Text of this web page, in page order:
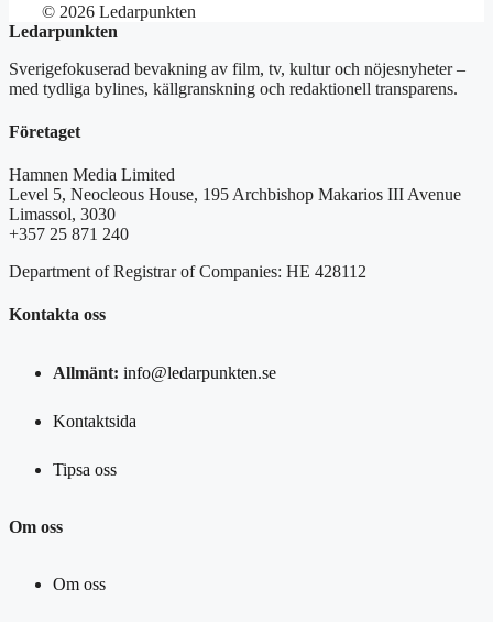
© 2026 Ledarpunkten
Ledarpunkten
Sverigefokuserad bevakning av film, tv, kultur och nöjesnyheter –
med tydliga bylines, källgranskning och redaktionell transparens.
Företaget
Hamnen Media Limited
Level 5, Neocleous House, 195 Archbishop Makarios III Avenue
Limassol, 3030
+357 25 871 240
Department of Registrar of Companies: HE 428112
Kontakta oss
Allmänt: info@ledarpunkten.se
Kontaktsida
Tipsa oss
Om oss
Om oss